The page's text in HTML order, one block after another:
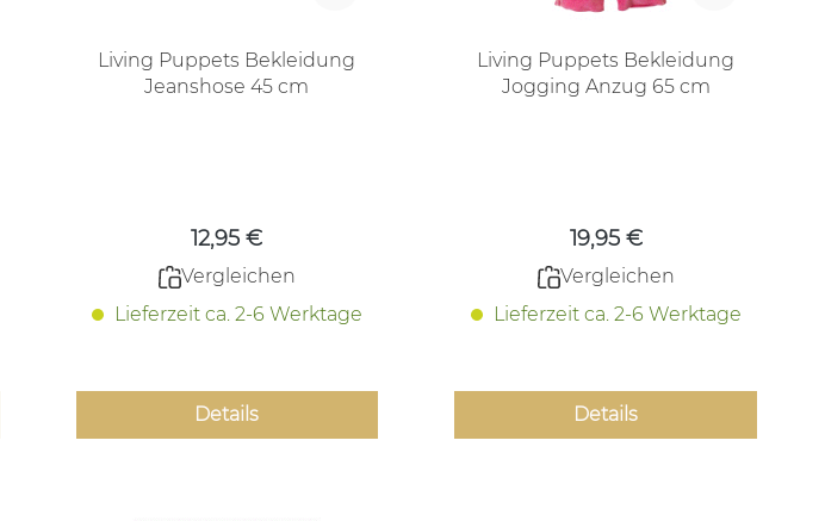
Living Puppets Bekleidung
Jeanshose 45 cm
12,95 €
Vergleichen
Lieferzeit ca. 2-6 Werktage
Details
Living Puppets Bekleidung
Jogging Anzug 65 cm
19,95 €
Vergleichen
Lieferzeit ca. 2-6 Werktage
Details